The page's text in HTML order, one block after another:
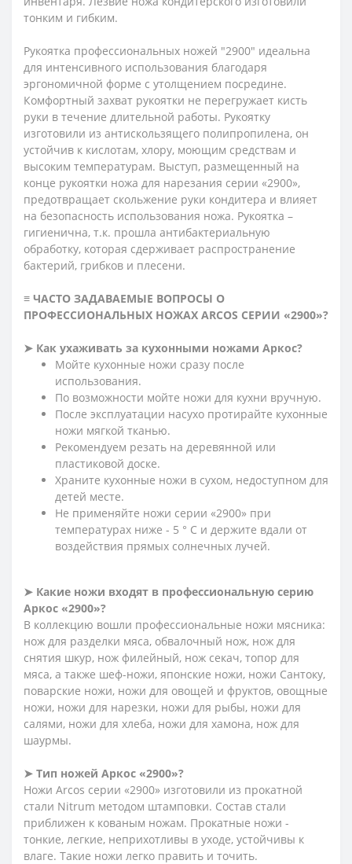
тонким и гибким.
Рукоятка профессиональных ножей "2900" идеальна
для интенсивного использования благодаря
эргономичной форме с утолщением посредине.
Комфортный захват рукоятки не перегружает кисть
руки в течение длительной работы. Рукоятку
изготовили из антискользящего полипропилена, он
устойчив к кислотам, хлору, моющим средствам и
высоким температурам. Выступ, размещенный на
конце рукоятки ножа для нарезания серии «2900»,
предотвращает скольжение руки кондитера и влияет
на безопасность использования ножа. Рукоятка –
гигиенична, т.к. прошла антибактериальную
обработку, которая сдерживает распространение
бактерий, грибков и плесени.
≡ ЧАСТО ЗАДАВАЕМЫЕ ВОПРОСЫ О
ПРОФЕССИОНАЛЬНЫХ НОЖАХ ARCOS СЕРИИ «2900»?
➤ Как ухаживать за кухонными ножами Аркос?
Мойте кухонные ножи сразу после
использования.
По возможности мойте ножи для кухни вручную.
После эксплуатации насухо протирайте кухонные
ножи мягкой тканью.
Рекомендуем резать на деревянной или
пластиковой доске.
Храните кухонные ножи в сухом, недоступном для
детей месте.
Не применяйте ножи серии «2900» при
температурах ниже - 5 ° С и держите вдали от
воздействия прямых солнечных лучей.
➤ Какие ножи входят в профессиональную серию
Аркос «2900»?
В коллекцию вошли профессиональные ножи мясника:
нож для разделки мяса, обвалочный нож, нож для
снятия шкур, нож филейный, нож секач, топор для
мяса, а также шеф-ножи, японские ножи, ножи Сантоку,
поварские ножи, ножи для овощей и фруктов, овощные
ножи, ножи для нарезки, ножи для рыбы, ножи для
салями, ножи для хлеба, ножи для хамона, нож для
шаурмы.
➤ Тип ножей Аркос «2900»?
Ножи Arcos серии «2900» изготовили из прокатной
стали Nitrum методом штамповки. Состав стали
приближен к кованым ножам. Прокатные ножи -
тонкие, легкие, неприхотливы в уходе, устойчивы к
влаге. Такие ножи легко править и точить.